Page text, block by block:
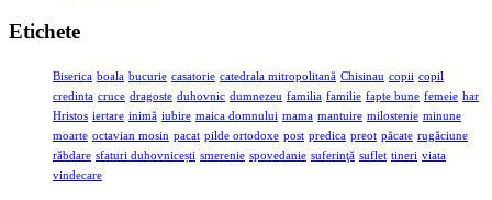
Etichete
Biserica boala bucurie casatorie catedrala mitropolitană Chisinau copii copil
credinta cruce dragoste duhovnic dumnezeu familia familie fapte bune femeie har
Hristos iertare inimă iubire maica domnului mama mantuire milostenie minune
moarte octavian mosin pacat pilde ortodoxe post predica preot păcate rugăciune
răbdare sfaturi duhovnicești smerenie spovedanie suferinţă suflet tineri viata
vindecare